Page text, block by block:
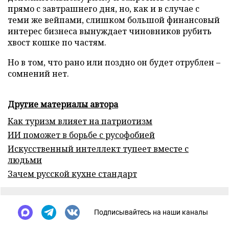
прямо с завтрашнего дня, но, как и в случае с
теми же вейпами, слишком большой финансовый
интерес бизнеса вынуждает чиновников рубить
хвост кошке по частям.
Но в том, что рано или поздно он будет отрублен –
сомнений нет.
Другие материалы автора
Как туризм влияет на патриотизм
ИИ поможет в борьбе с русофобией
Искусственный интеллект тупеет вместе с
людьми
Зачем русской кухне стандарт
Подписывайтесь на наши каналы